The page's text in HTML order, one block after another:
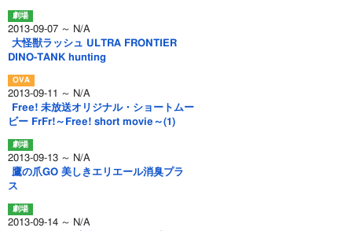
2013-09-07 ～ N/A
大怪獣ラッシュ ULTRA FRONTIER
DINO-TANK hunting
2013-09-11 ～ N/A
Free! 未放送オリジナル・ショートムー
ビー FrFr!～Free! short movie～(1)
2013-09-13 ～ N/A
鷹の爪GO 美しきエリエール消臭プラ
ス
2013-09-14 ～ N/A